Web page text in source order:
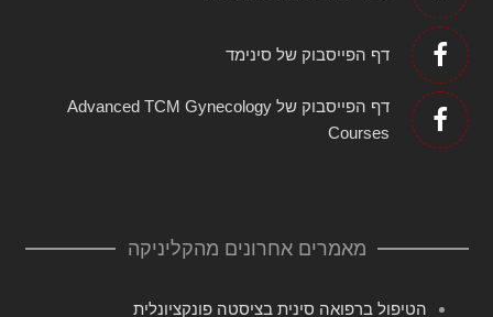
דף הפייסבוק של סינימד
דף הפייסבוק של Advanced TCM Gynecology
Courses
מאמרים אחרונים מהקליניקה
הטיפול ברפואה סינית בציסטה פונקציונלית